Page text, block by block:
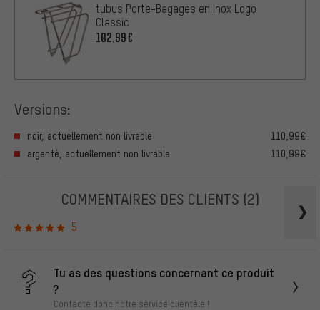
tubus Porte-Bagages en Inox Logo
Classic
102,99€
Versions:
noir, actuellement non livrable
110,99€
argenté, actuellement non livrable
110,99€
COMMENTAIRES DES CLIENTS (2)
5
Tu as des questions concernant ce produit
?
Contacte donc notre service clientèle !